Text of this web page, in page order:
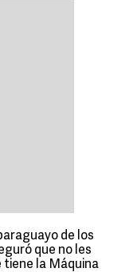
de los
que no les
tiene la Máquina